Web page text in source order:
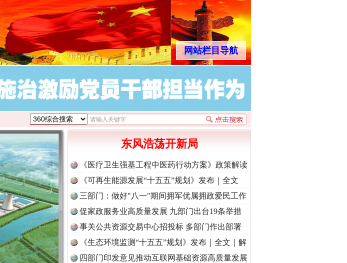
网站栏目导航
东风浩荡开新局
《医疗卫生强基工程中医药行动方案》政策解读
《可再生能源发展“十五五”规划》发布｜全文
三部门：做好"八一"期间拥军优属拥政爱民工作
促家政服务业高质量发展 九部门出台19条举措
事关公共资源交易中心招投标 多部门作出部署
《生态环境监测“十五五”规划》发布｜全文｜解
读
四部门印发意见推动互联网基础资源高质量发展